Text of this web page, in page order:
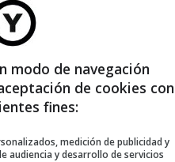
y profesores de economía los
les afecta la economía.
lidiamos a diario con todo
‘The Deal’, en la que el
modo de navegación
de cookies con
fines:
medición de publicidad y
audiencia y desarrollo de servicios